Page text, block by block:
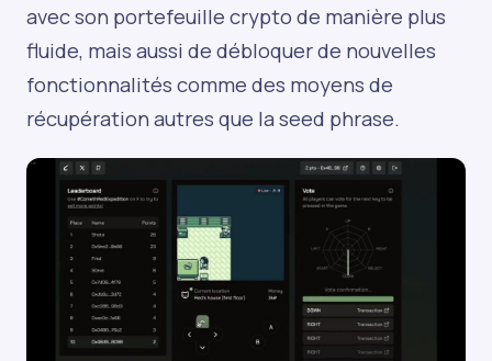
avec son portefeuille crypto de manière plus
fluide, mais aussi de débloquer de nouvelles
fonctionnalités comme des moyens de
récupération autres que la seed phrase.